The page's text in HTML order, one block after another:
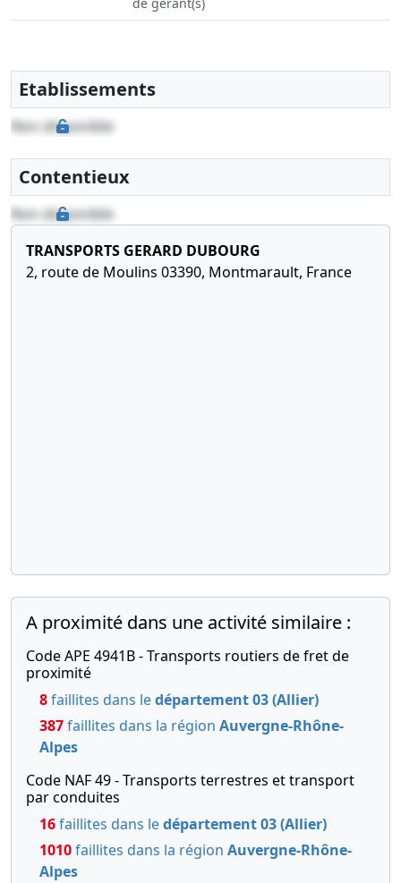
Etablissements
Non disponible
Contentieux
Non disponible
TRANSPORTS GERARD DUBOURG
2, route de Moulins 03390, Montmarault, France
A proximité dans une activité similaire :
Code APE 4941B - Transports routiers de fret de
proximité
8faillites dans ledépartement 03 (Allier)
387faillites dans la région Auvergne-Rhône-
Alpes
Code NAF 49 - Transports terrestres et transport
par conduites
16faillites dans ledépartement 03 (Allier)
1010faillites dans la région Auvergne-Rhône-
Alpes